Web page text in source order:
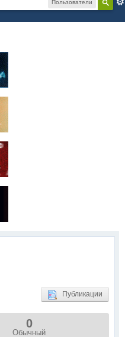
Пользователи
Публикации
0
Обычный